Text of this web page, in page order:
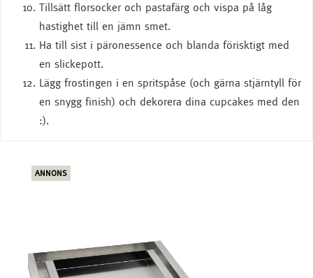
Tillsätt florsocker och pastafärg och vispa på låg
hastighet till en jämn smet.
Ha till sist i päronessence och blanda förisktigt med
en slickepott.
Lägg frostingen i en spritspåse (och gärna stjärntyll för
en snygg finish) och dekorera dina cupcakes med den
:).
ANNONS